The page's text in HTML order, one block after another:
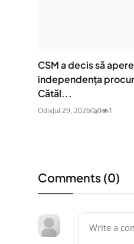
CSM a decis să apere
independența
Cătăl...
OdixJul 29, 2026 0 1
Comments (0)